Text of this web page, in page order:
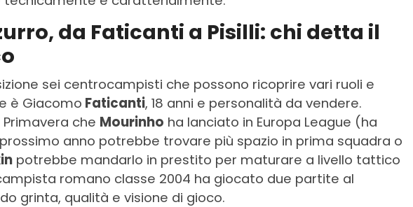
da Faticanti a Pisilli: chi detta il
sei centrocampisti che possono ricoprire vari ruoli e
è Giacomo Faticanti, 18 anni e personalità da vendere.
che Mourinho ha lanciato in Europa League (ha
anno potrebbe trovare più spazio in prima squadra o
potrebbe mandarlo in prestito per maturare a livello tattico
romano classe 2004 ha giocato due partite al
grinta, qualità e visione di gioco.